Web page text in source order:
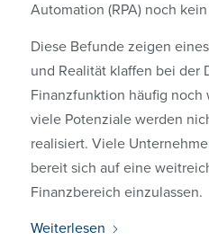
Automation (RPA) noch
Diese Befunde zeigen
und Realität klaffen bei der
Finanzfunktion häufig noch
viele Potenziale werden
realisiert. Viele
bereit sich auf eine
Finanzbereich einzulassen.
Weiterlesen